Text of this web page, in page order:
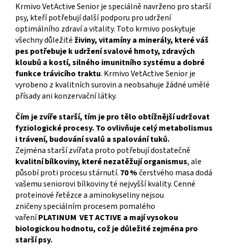
Krmivo VetActive Senior je speciálně navrženo pro starší
psy, kteří potřebují další podporu pro udržení
optimálního zdraví a vitality. Toto krmivo poskytuje
všechny důležité živiny, vitamíny a minerály, které váš
pes potřebuje k udržení svalové hmoty, zdravých
kloubů a kostí, silného imunitního systému a dobré
funkce trávicího traktu. Krmivo VetActive Senior je
vyrobeno z kvalitních surovin a neobsahuje žádné umělé
přísady ani konzervační látky.
Čím je zvíře starší, tím je pro tělo obtížnější udržovat
fyziologické procesy. To ovlivňuje celý metabolismus
i trávení, budování svalů a spalování tuků.
Zejména starší zvířata proto potřebují dostatečně
kvalitní bílkoviny, které nezatěžují organismus, ale
působí proti procesu stárnutí. 70 %čerstvého masa dodá
vašemu seniorovi bílkoviny té nejvyšší kvality. Cenné
proteinové řetězce a aminokyseliny nejsou
zničeny speciálním procesem pomalého
vařeníPLATINUM VET ACTIVE a mají vysokou
biologickou hodnotu, což je důležité zejména pro
starší psy.